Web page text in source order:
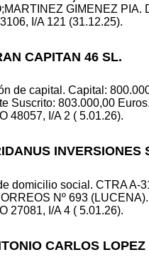
GIMENEZ PIA.
I/A 121 (31.12.25).
CAPITAN 46 SL.
de capital. Capital:
Suscrito: 803.000,00
48057, I/A 2 ( 5.01.26).
INVERSIONES
domicilio social. CTRA A-
Nº 693
27081, I/A 4 ( 5.01.26).
CARLOS LOPEZ